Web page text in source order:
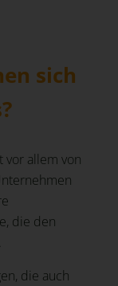
sich
vor allem von
die den
die auch